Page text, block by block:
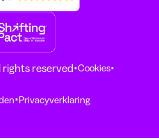
reserved·Cookies·
·Privacyverklaring